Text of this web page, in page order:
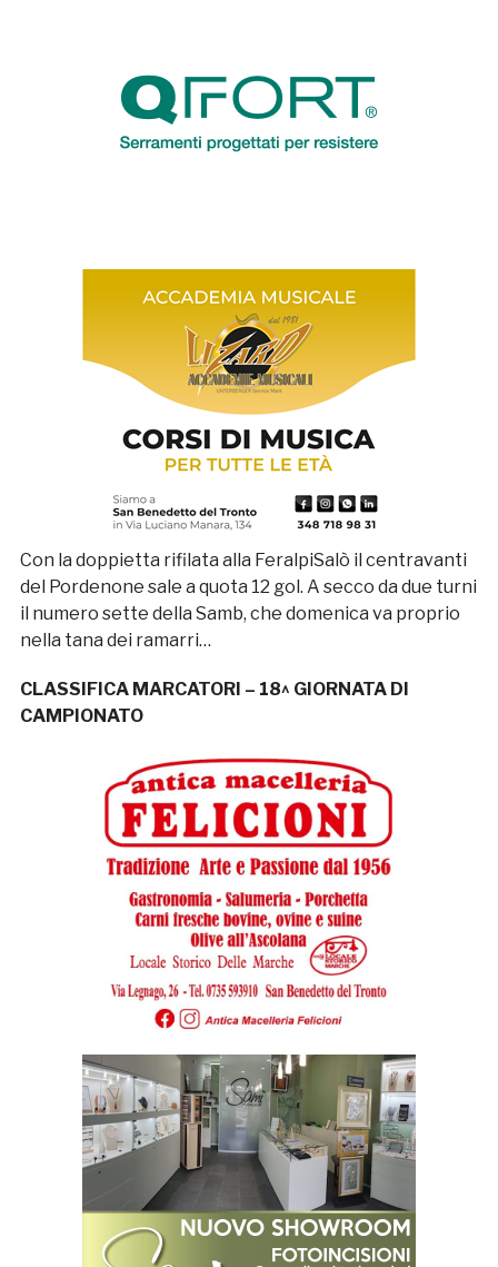
Con la doppietta rifilata alla FeralpiSalò il centravanti
del Pordenone sale a quota 12 gol. A secco da due turni
il numero sette della Samb, che domenica va proprio
nella tana dei ramarri…
CLASSIFICA MARCATORI – 18^ GIORNATA DI
CAMPIONATO